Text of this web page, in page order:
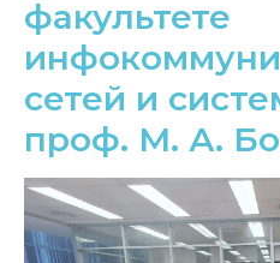
факультете
сетей и
проф. М. А.